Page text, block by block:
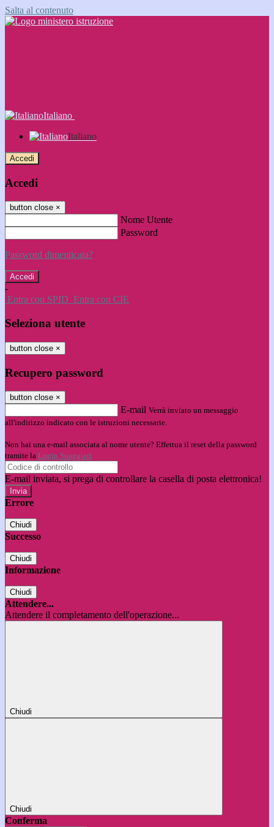
Salta al contenuto
Italiano
Italiano
Accedi
Accedi
button close ×
Nome Utente
Password
Password dimenticata?
-
Entra con SPID Entra con CIE
Seleziona utente
button close ×
Recupero password
button close ×
E-mail Verrà inviato un messaggio
all'indirizzo indicato con le istruzioni necessarie.
Non hai una e-mail associata al nome utente? Effettua il reset della password
tramite la Login Spaggiari
E-mail inviata, si prega di controllare la casella di posta elettronica!
Errore
Chiudi
Successo
Chiudi
Informazione
Chiudi
Attendere...
Attendere il completamento dell'operazione...
Chiudi
Chiudi
Conferma